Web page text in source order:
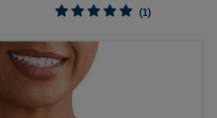
(1)